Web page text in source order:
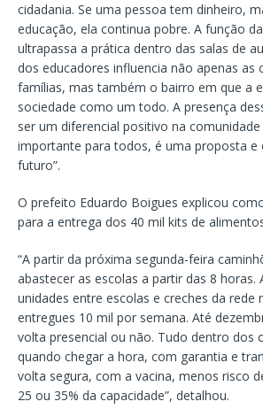
cidadania. Se uma pessoa tem dinheiro,
educação, ela continua pobre. A função
ultrapassa a prática dentro das salas de
dos educadores influencia não apenas as
famílias, mas também o bairro em que a
sociedade como um todo. A presença
ser um diferencial positivo na
importante para todos, é uma proposta e
futuro”.
O prefeito Eduardo Boigues explicou
para a entrega dos 40 mil kits de
“A partir da próxima segunda-feira
abastecer as escolas a partir das 8 horas.
unidades entre escolas e creches da rede
entregues 10 mil por semana. Até
volta presencial ou não. Tudo dentro dos
quando chegar a hora, com garantia e
volta segura, com a vacina, menos risco
25 ou 35% da capacidade”, detalhou.